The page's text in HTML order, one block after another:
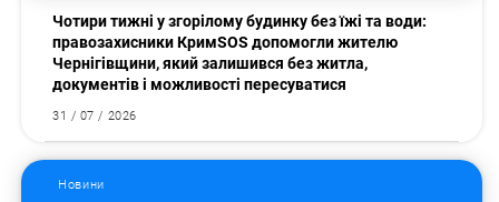
Чотири тижні у згорілому будинку без їжі та води:
правозахисники КримSOS допомогли жителю
Чернігівщини, який залишився без житла,
документів і можливості пересуватися
31 / 07 / 2026
Новини